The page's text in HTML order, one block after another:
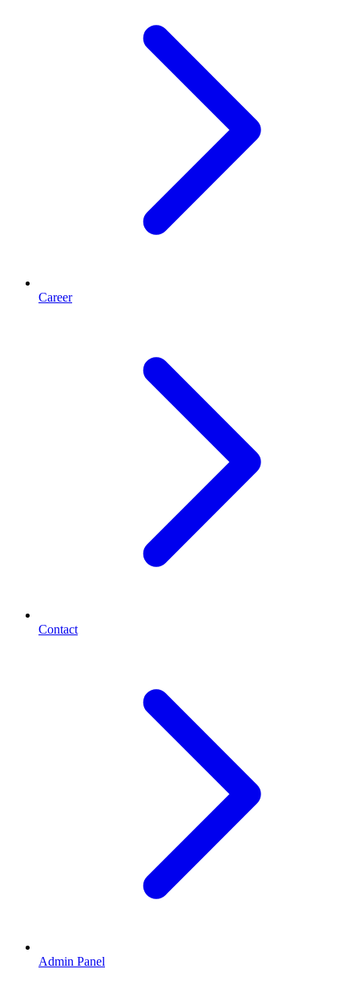
Career
Contact
Admin Panel